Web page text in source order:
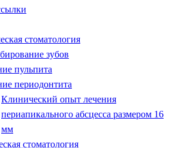
стоматология
зубов
пульпита
периодонтита
Клинический опыт лечения
периапикального абсцесса размером 16
мм
стоматология